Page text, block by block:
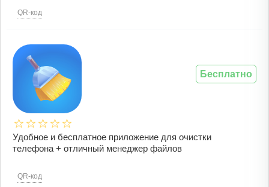
QR-код
Удобное и бесплатное приложение для очистки
телефона + отличный менеджер файлов
QR-код
Бесплатно